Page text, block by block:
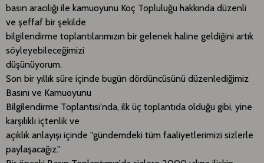
basın aracılığı ile kamuoyunu Koç Topluluğu hakkında düzenli
ve şeffaf bir şekilde
bilgilendirme toplantılarımızın bir gelenek haline geldiğini artık
söyleyebileceğimizi
düşünüyorum.
Son bir yıllık süre içinde bugün dördüncüsünü düzenlediğimiz
Basını ve Kamuoyunu
Bilgilendirme Toplantısı'nda, ilk üç toplantıda olduğu gibi, yine
karşılıklı içtenlik ve
açıklık anlayışı içinde "gündemdeki tüm faaliyetlerimizi sizlerle
paylaşacağız."